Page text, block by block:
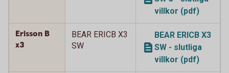
villkor (pdf)
Erisson B
x3
BEAR ERICB X3
SW
BEAR ERICB X3
SW - slutliga
villkor (pdf)